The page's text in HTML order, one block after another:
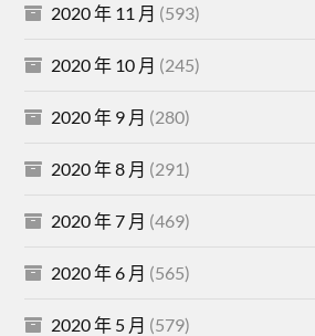
2020 年 11 月 (593)
2020 年 10 月 (245)
2020 年 9 月 (280)
2020 年 8 月 (291)
2020 年 7 月 (469)
2020 年 6 月 (565)
2020 年 5 月 (579)